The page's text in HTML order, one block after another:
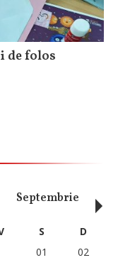
de folos
Septembrie
S
D
01
02